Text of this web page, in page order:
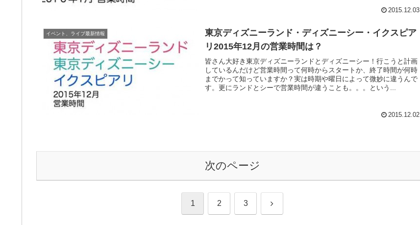
2015.12.03
イベント、ライブ最新情報
東京ディズニーランド・ディズニーシー・イクスピア
リ2015年12月の営業時間は？
皆さん大好き東京ディズニーランドとディズニーシー！行こうと計画
しているんだけど営業時間って何時からスタートか、終了時間が何時
までかって知っていますか？実は時期や曜日によって微妙に違うんで
す。更にランドとシーで営業時間が違うことも。。。という...
2015.12.02
次のページ
1 2 3 次